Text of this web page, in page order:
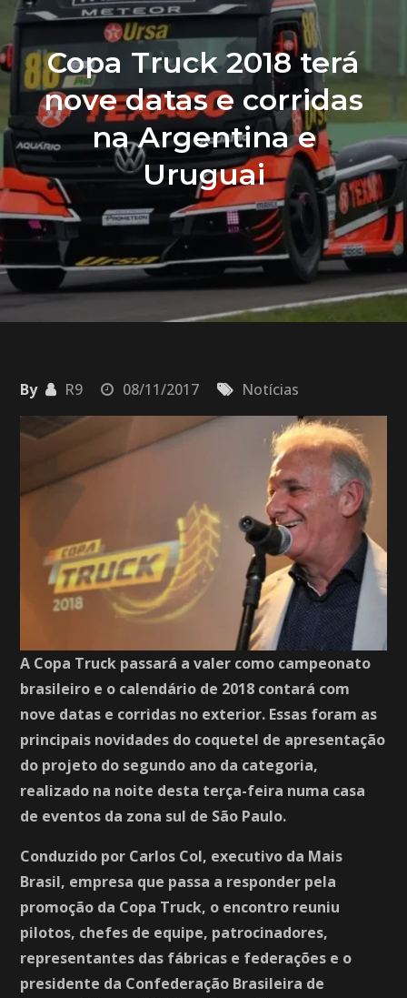
Copa Truck 2018 terá
nove datas e corridas
na Argentina e
Uruguai
By R9 08/11/2017 Notícias
A Copa Truck passará a valer como campeonato
brasileiro e o calendário de 2018 contará com
nove datas e corridas no exterior. Essas foram as
principais novidades do coquetel de apresentação
do projeto do segundo ano da categoria,
realizado na noite desta terça-feira numa casa
de eventos da zona sul de São Paulo.
Conduzido por Carlos Col, executivo da Mais
Brasil, empresa que passa a responder pela
promoção da Copa Truck, o encontro reuniu
pilotos, chefes de equipe, patrocinadores,
representantes das fábricas e federações e o
presidente da Confederação Brasileira de